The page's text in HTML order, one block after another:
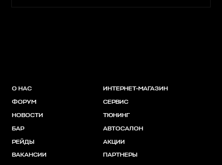
О НАС
ФОРУМ
НОВОСТИ
БАР
РЕЙДЫ
ВАКАНСИИ
ИНТЕРНЕТ-МАГАЗИН
СЕРВИС
ТЮНИНГ
АВТОСАЛОН
АКЦИИ
ПАРТНЕРЫ